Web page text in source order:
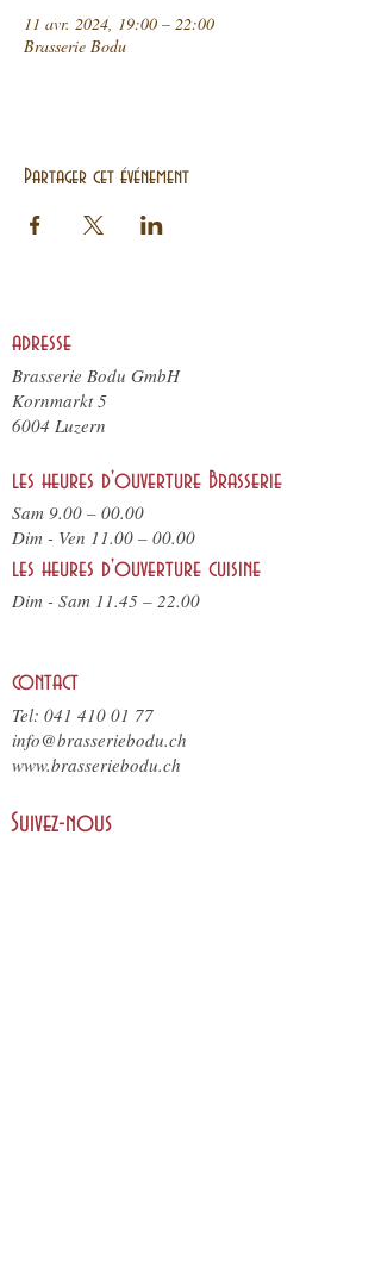
11 avr. 2024, 19:00 – 22:00
Brasserie Bodu
Partager cet événement
adresse
Brasserie Bodu GmbH
Kornmarkt 5
6004 Luzern
les heures d'ouverture Brasserie
Sam 9.00 – 00.00
Dim - Ven 11.00 – 00.00
les heures d'ouverture cuisine
Dim - Sam 11.45 – 22.00
contact
Tel: 041 410 01 77
info@brasseriebodu.ch
www.brasseriebodu.ch
Suivez-nous